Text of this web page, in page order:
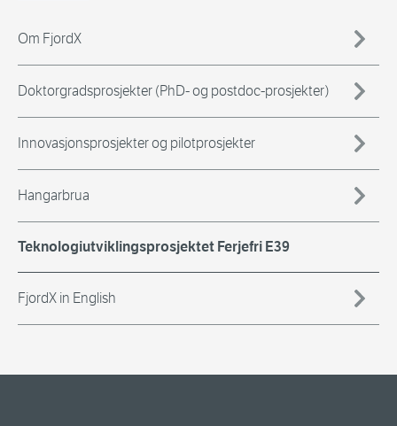
Om FjordX
Doktorgradsprosjekter (PhD- og postdoc-prosjekter)
Innovasjonsprosjekter og pilotprosjekter
Hangarbrua
Teknologiutviklingsprosjektet Ferjefri E39
FjordX in English